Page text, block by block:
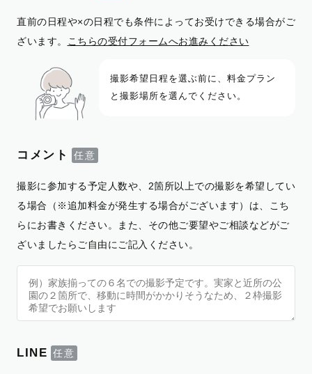
直前の日程や×の日程でも条件によってお受けできる場合がご
ざいます。
こちらの受付フォームへお進みください
撮影希望日程を選ぶ前に、料金プラン
と撮影場所を選んでください。
コメント
撮影に参加する予定人数や、2箇所以上での撮影を希望してい
る場合（※追加料金が発生する場合がございます）は、こち
らにお書きください。また、その他ご要望やご相談などがご
ざいましたらご自由にご記入ください。
LINE